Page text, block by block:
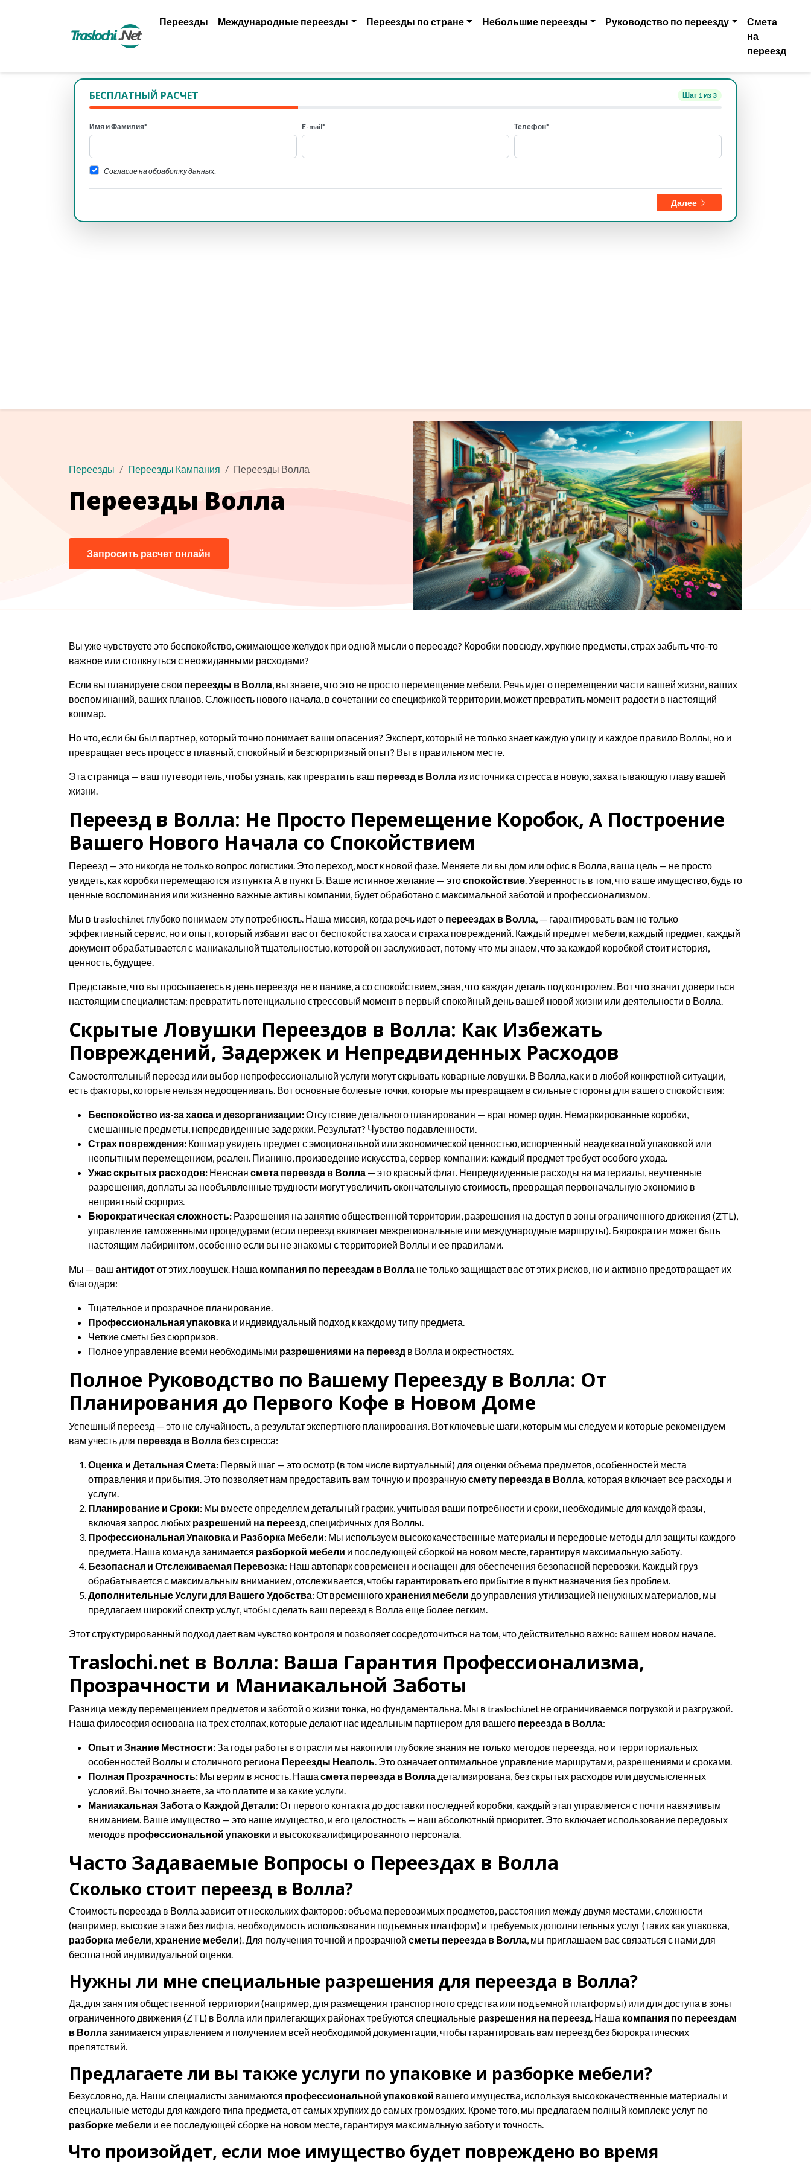
Переезды Международные переезды Переезды по стране Небольшие переезды Руководство по переезду
Смета
на
переезд
БЕСПЛАТНЫЙ РАСЧЕТ Шаг 1из 3
Имя и Фамилия* E-mail* Телефон*
Согласие на обработку данных.
Далее
Переезды Переезды Кампания Переезды Волла
Переезды Волла
Запросить расчет онлайн
Вы уже чувствуете это беспокойство, сжимающее желудок при одной мысли о переезде? Коробки повсюду, хрупкие предметы, страх забыть что-то
важное или столкнуться с неожиданными расходами?
Если вы планируете свои переезды в Волла, вы знаете, что это не просто перемещение мебели. Речь идет о перемещении части вашей жизни, ваших
воспоминаний, ваших планов. Сложность нового начала, в сочетании со спецификой территории, может превратить момент радости в настоящий
кошмар.
Но что, если бы был партнер, который точно понимает ваши опасения? Эксперт, который не только знает каждую улицу и каждое правило Воллы, но и
превращает весь процесс в плавный, спокойный и безсюрпризный опыт? Вы в правильном месте.
Эта страница — ваш путеводитель, чтобы узнать, как превратить ваш переезд в Волла из источника стресса в новую, захватывающую главу вашей
жизни.
Переезд в Волла: Не Просто Перемещение Коробок, А Построение
Вашего Нового Начала со Спокойствием
Переезд — это никогда не только вопрос логистики. Это переход, мост к новой фазе. Меняете ли вы дом или офис в Волла, ваша цель — не просто
увидеть, как коробки перемещаются из пункта А в пункт Б. Ваше истинное желание — этоспокойствие. Уверенность в том, что ваше имущество, будь то
ценные воспоминания или жизненно важные активы компании, будет обработано с максимальной заботой и профессионализмом.
Мы в traslochi.net глубоко понимаем эту потребность. Наша миссия, когда речь идет о переездах в Волла, — гарантировать вам не только
эффективный сервис, но и опыт, который избавит вас от беспокойства хаоса и страха повреждений. Каждый предмет мебели, каждый предмет, каждый
документ обрабатывается с маниакальной тщательностью, которой он заслуживает, потому что мы знаем, что за каждой коробкой стоит история,
ценность, будущее.
Представьте, что вы просыпаетесь в день переезда не в панике, а со спокойствием, зная, что каждая деталь под контролем. Вот что значит довериться
настоящим специалистам: превратить потенциально стрессовый момент в первый спокойный день вашей новой жизни или деятельности в Волла.
Скрытые Ловушки Переездов в Волла: Как Избежать
Повреждений, Задержек и Непредвиденных Расходов
Самостоятельный переезд или выбор непрофессиональной услуги могут скрывать коварные ловушки. В Волла, как и в любой конкретной ситуации,
есть факторы, которые нельзя недооценивать. Вот основные болевые точки, которые мы превращаем в сильные стороны для вашего спокойствия:
Беспокойство из-за хаоса и дезорганизации:Отсутствие детального планирования — враг номер один. Немаркированные коробки,
смешанные предметы, непредвиденные задержки. Результат? Чувство подавленности.
Страх повреждения: Кошмар увидеть предмет с эмоциональной или экономической ценностью, испорченный неадекватной упаковкой или
неопытным перемещением, реален. Пианино, произведение искусства, сервер компании: каждый предмет требует особого ухода.
Ужас скрытых расходов: Неясная смета переезда в Волла — это красный флаг. Непредвиденные расходы на материалы, неучтенные
разрешения, доплаты за необъявленные трудности могут увеличить окончательную стоимость, превращая первоначальную экономию в
неприятный сюрприз.
Бюрократическая сложность: Разрешения на занятие общественной территории, разрешения на доступ в зоны ограниченного движения (ZTL),
управление таможенными процедурами (если переезд включает межрегиональные или международные маршруты). Бюрократия может быть
настоящим лабиринтом, особенно если вы не знакомы с территорией Воллы и ее правилами.
Мы — ваш антидотот этих ловушек. Наша компания по переездам в Волла не только защищает вас от этих рисков, но и активно предотвращает их
благодаря:
Тщательное и прозрачное планирование.
Профессиональная упаковка и индивидуальный подход к каждому типу предмета.
Четкие сметы без сюрпризов.
Полное управление всеми необходимыми разрешениями на переезд в Волла и окрестностях.
Полное Руководство по Вашему Переезду в Волла: От
Планирования до Первого Кофе в Новом Доме
Успешный переезд — это не случайность, а результат экспертного планирования. Вот ключевые шаги, которым мы следуем и которые рекомендуем
вам учесть для переезда в Волла без стресса:
Оценка и Детальная Смета: Первый шаг — это осмотр (в том числе виртуальный) для оценки объема предметов, особенностей места
отправления и прибытия. Это позволяет нам предоставить вам точную и прозрачнуюсмету переезда в Волла, которая включает все расходы и
услуги.
Планирование и Сроки: Мы вместе определяем детальный график, учитывая ваши потребности и сроки, необходимые для каждой фазы,
включая запрос любых разрешений на переезд, специфичных для Воллы.
Профессиональная Упаковка и Разборка Мебели: Мы используем высококачественные материалы и передовые методы для защиты каждого
предмета. Наша команда занимается разборкой мебели и последующей сборкой на новом месте, гарантируя максимальную заботу.
Безопасная и Отслеживаемая Перевозка: Наш автопарк современен и оснащен для обеспечения безопасной перевозки. Каждый груз
обрабатывается с максимальным вниманием, отслеживается, чтобы гарантировать его прибытие в пункт назначения без проблем.
Дополнительные Услуги для Вашего Удобства:От временногохранения мебели до управления утилизацией ненужных материалов, мы
предлагаем широкий спектр услуг, чтобы сделать ваш переезд в Волла еще более легким.
Этот структурированный подход дает вам чувство контроля и позволяет сосредоточиться на том, что действительно важно: вашем новом начале.
Traslochi.net в Волла: Ваша Гарантия Профессионализма,
Прозрачности и Маниакальной Заботы
Разница между перемещением предметов и заботой о жизни тонка, но фундаментальна. Мы в traslochi.net не ограничиваемся погрузкой и разгрузкой.
Наша философия основана на трех столпах, которые делают нас идеальным партнером для вашего переезда в Волла:
Опыт и Знание Местности:За годы работы в отрасли мы накопили глубокие знания не только методов переезда, но и территориальных
особенностей Воллы и столичного региона Переезды Неаполь. Это означает оптимальное управление маршрутами, разрешениями и сроками.
Полная Прозрачность: Мы верим в ясность. Наша смета переезда в Волла детализирована, без скрытых расходов или двусмысленных
условий. Вы точно знаете, за что платите и за какие услуги.
Маниакальная Забота о Каждой Детали:От первого контакта до доставки последней коробки, каждый этап управляется с почти навязчивым
вниманием. Ваше имущество — это наше имущество, и его целостность — наш абсолютный приоритет. Это включает использование передовых
методов профессиональной упаковки и высококвалифицированного персонала.
Часто Задаваемые Вопросы о Переездах в Волла
Сколько стоит переезд в Волла?
Стоимость переезда в Волла зависит от нескольких факторов: объема перевозимых предметов, расстояния между двумя местами, сложности
(например, высокие этажи без лифта, необходимость использования подъемных платформ) и требуемых дополнительных услуг (таких как упаковка,
разборка мебели,хранение мебели). Для получения точной и прозрачной сметы переезда в Волла, мы приглашаем вас связаться с нами для
бесплатной индивидуальной оценки.
Нужны ли мне специальные разрешения для переезда в Волла?
Да, для занятия общественной территории (например, для размещения транспортного средства или подъемной платформы) или для доступа в зоны
ограниченного движения (ZTL) в Волла или прилегающих районах требуются специальные разрешения на переезд. Наша компания по переездам
в Воллазанимается управлением и получением всей необходимой документации, чтобы гарантировать вам переезд без бюрократических
препятствий.
Предлагаете ли вы также услуги по упаковке и разборке мебели?
Безусловно, да. Наши специалисты занимаются профессиональной упаковкой вашего имущества, используя высококачественные материалы и
специальные методы для каждого типа предмета, от самых хрупких до самых громоздких. Кроме того, мы предлагаем полный комплекс услуг по
разборке мебели и ее последующей сборке на новом месте, гарантируя максимальную заботу и точность.
Что произойдет, если мое имущество будет повреждено во время